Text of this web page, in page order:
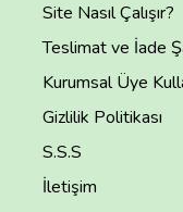
Site Nasıl Çalışır?
Teslimat ve İade
Kurumsal Üye
Gizlilik Politikası
S.S.S
İletişim